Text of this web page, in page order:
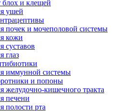
блох и клещей
ушей
почек и мочеполовой системы
кожи
суставов
глаз
иммунной системы
и попоны
желудочно-кишечного тракта
печени
полости рта